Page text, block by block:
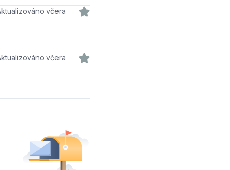
Aktualizováno včera
Aktualizováno včera